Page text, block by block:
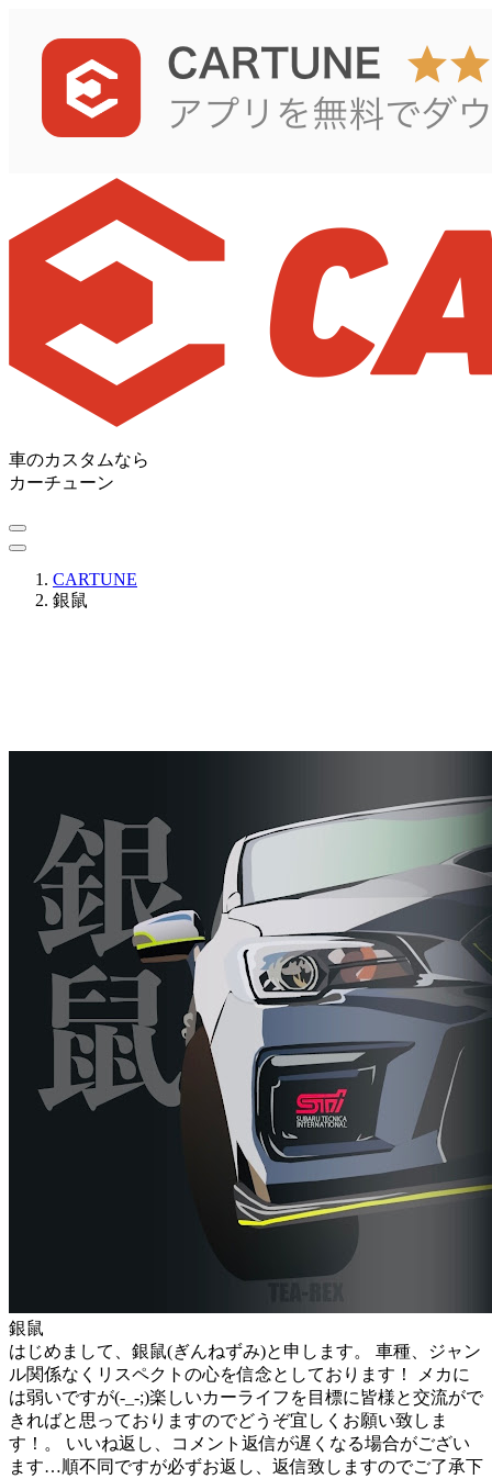
車のカスタムなら
カーチューン
CARTUNE
銀鼠
銀鼠
はじめまして、銀鼠(ぎんねずみ)と申します。 車種、ジャン
ル関係なくリスペクトの心を信念としております！ メカに
は弱いですが(⁠-⁠_⁠-⁠;⁠)楽しいカーライフを目標に皆様と交流がで
きればと思っておりますのでどうぞ宜しくお願い致しま
す！。 いいね返し、コメント返信が遅くなる場合がござい
ます…順不同ですが必ずお返し、返信致しますのでご了承下